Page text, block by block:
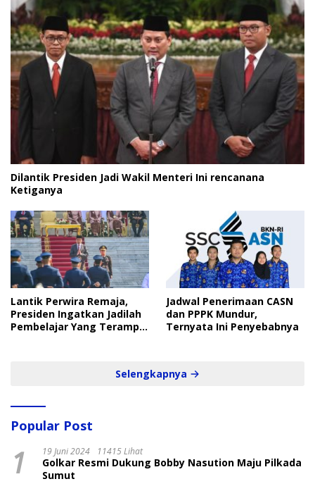
Dilantik Presiden Jadi Wakil Menteri Ini rencanana
Ketiganya
Lantik Perwira Remaja,
Presiden Ingatkan Jadilah
Pembelajar Yang Terampil
Jadwal Penerimaan CASN
dan PPPK Mundur,
Ternyata Ini Penyebabnya
Selengkapnya
Popular Post
1 19 Juni 2024 11415 Lihat
Golkar Resmi Dukung Bobby Nasution Maju Pilkada
Sumut